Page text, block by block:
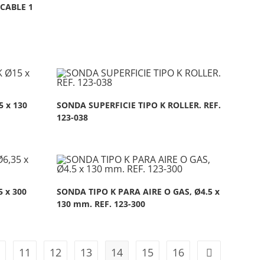
1
x 130
SONDA SUPERFICIE TIPO K ROLLER. REF.
123-038
x 300
SONDA TIPO K PARA AIRE O GAS, Ø4.5 x
130 mm. REF. 123-300
11 12 13 14 15 16